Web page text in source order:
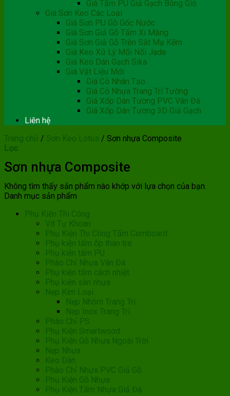
Giá Tấm PU Giả Gạch Bông Gió
Giá Sơn Keo Các Loại
Giá Sơn PU Gỗ Gốc Nước
Giá Sơn Giả Gỗ Tấm Xi Măng
Giá Sơn Giả Gỗ Trên Sắt Mạ Kẽm
Giá Keo Xử Lý Mối Nối Jade
Giá Keo Dán Gạch Sika
Giá Vật Liệu Mới
Giá Cỏ Nhân Tạo
Giá Cỏ Nhựa Trang Trí Tường
Giá Xốp Dán Tường PVC Vân Đá
Giá Xốp Dán Tường 3D Giả Gạch
Liên hệ
Trang chủ / Sơn Keo Lotus / Sơn nhựa Composite
Lọc
Sơn nhựa Composite
Không tìm thấy sản phẩm nào khớp với lựa chọn của bạn.
Danh mục sản phẩm
Phụ Kiện Thi Công
Vít Tự Khoan
Phụ Kiện Thi Công Tấm Cemboard
Phụ kiện tấm ốp than tre
Phụ kiện tấm PU
Phào Chỉ Nhựa Vân Đá
Phụ kiện tấm cách nhiệt
Phụ kiện sàn nhựa
Nẹp Kim Loại
Nẹp Nhôm Trang Trí
Nẹp Inox Trang Trí
Phào Chỉ PS
Phụ Kiện Smartwood
Phụ Kiện Gỗ Nhựa Ngoài Trời
Nẹp Nhựa
Keo Dán
Phào Chỉ Nhựa PVC Giả Gỗ
Phụ Kiện Gỗ Nhựa
Phụ Kiện Tấm Nhựa Giả Đá